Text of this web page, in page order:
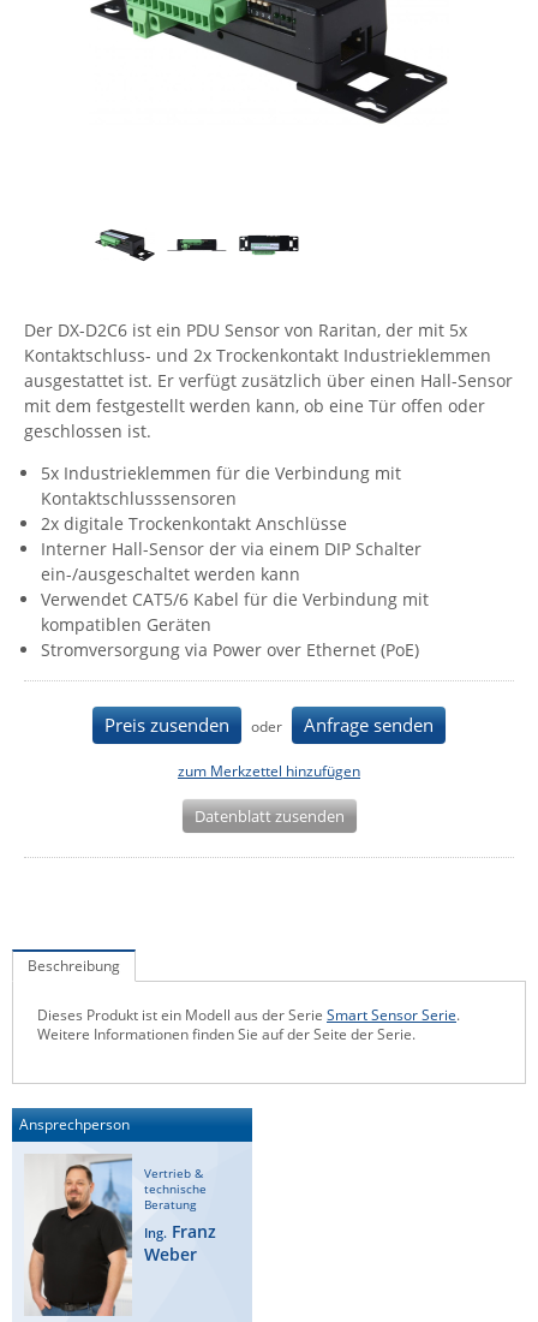
Energiemessung
Energieverteilung
IP, WLAN & GSM Sensorik
IoT - Internet of Things
IPC, Industrielle Netzwerktechnik & WLAN
Industrielle Netzwerktechnik / Kommunikation
IT Netzwerktechnik / Kommunikation
Comet System
Enginko - mcf88
Gefen
Gude
Guntermann & Drunck
HW group
Icron
IEC Lock
Ihse
Kerlink
Kramer Electronics
KVM TEC
Panorama Antennas
Power Kingdom
Raritan
Riello UPS
Server Technology
Siretta
SIRIO Antenne
Sunbird
Der DX-D2C6 ist ein PDU Sensor von Raritan, der mit 5x
Kontaktschluss- und 2x Trockenkontakt Industrieklemmen
ausgestattet ist. Er verfügt zusätzlich über einen Hall-Sensor
mit dem festgestellt werden kann, ob eine Tür offen oder
geschlossen ist.
5x Industrieklemmen für die Verbindung mit
Kontaktschlusssensoren
2x digitale Trockenkontakt Anschlüsse
Interner Hall-Sensor der via einem DIP Schalter
ein-/ausgeschaltet werden kann
Verwendet CAT5/6 Kabel für die Verbindung mit
kompatiblen Geräten
Stromversorgung via Power over Ethernet (PoE)
Preis zusenden oder Anfrage senden
zum Merkzettel hinzufügen
Datenblatt zusenden
Beschreibung
Dieses Produkt ist ein Modell aus der Serie Smart Sensor Serie.
Weitere Informationen finden Sie auf der Seite der Serie.
Ansprechperson
Vertrieb &
technische
Beratung
Ing. Franz
Weber